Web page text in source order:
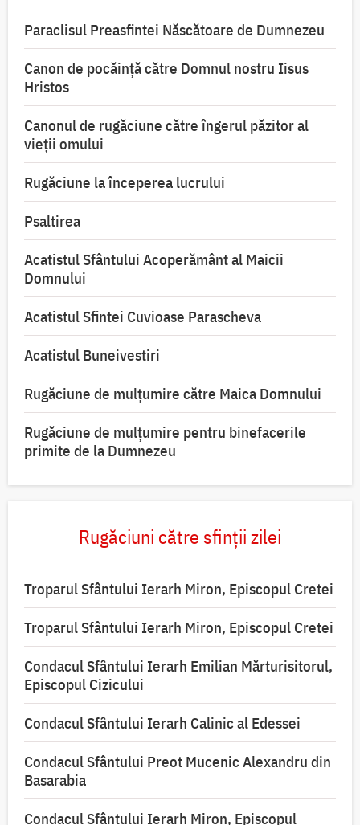
Paraclisul Preasfintei Născătoare de Dumnezeu
Canon de pocăință către Domnul nostru Iisus
Hristos
Canonul de rugăciune către îngerul păzitor al
vieții omului
Rugăciune la începerea lucrului
Psaltirea
Acatistul Sfântului Acoperământ al Maicii
Domnului
Acatistul Sfintei Cuvioase Parascheva
Acatistul Buneivestiri
Rugăciune de mulţumire către Maica Domnului
Rugăciune de mulțumire pentru binefacerile
primite de la Dumnezeu
Rugăciuni către sfinții zilei
Troparul Sfântului Ierarh Miron, Episcopul Cretei
Troparul Sfântului Ierarh Miron, Episcopul Cretei
Condacul Sfântului Ierarh Emilian Mărturisitorul,
Episcopul Cizicului
Condacul Sfântului Ierarh Calinic al Edessei
Condacul Sfântului Preot Mucenic Alexandru din
Basarabia
Condacul Sfântului Ierarh Miron, Episcopul